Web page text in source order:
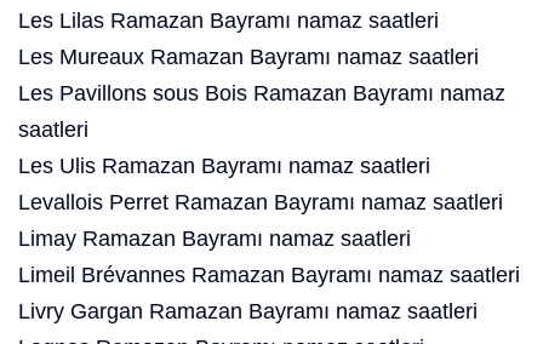
Les Lilas Ramazan Bayramı namaz saatleri
Les Mureaux Ramazan Bayramı namaz saatleri
Les Pavillons sous Bois Ramazan Bayramı namaz
saatleri
Les Ulis Ramazan Bayramı namaz saatleri
Levallois Perret Ramazan Bayramı namaz saatleri
Limay Ramazan Bayramı namaz saatleri
Limeil Brévannes Ramazan Bayramı namaz saatleri
Livry Gargan Ramazan Bayramı namaz saatleri